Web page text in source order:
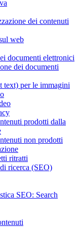
dei contenuti
web
documenti elettronici
dei documenti
text) per le immagini
prodotti dalla
non prodotti
ritratti
ricerca (SEO)
SEO: Search